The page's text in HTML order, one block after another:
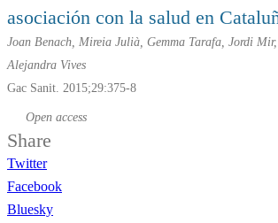
asociación con la salud en
Joan Benach, Mireia Julià, Gemma Tarafa, Jordi
Alejandra Vives
Gac Sanit. 2015;29:375-8
Open access
Share
Twitter
Facebook
Bluesky